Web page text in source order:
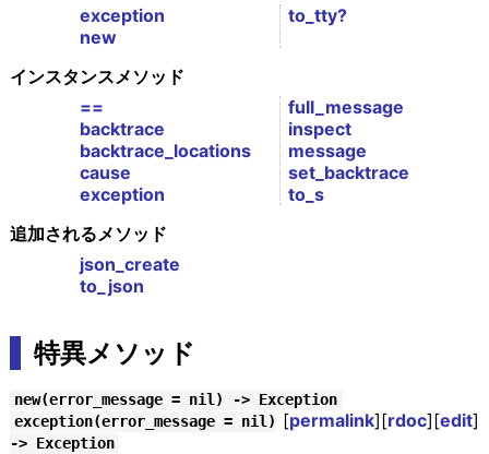
exception
new
to_tty?
インスタンスメソッド
==
backtrace
backtrace_locations
cause
exception
full_message
inspect
message
set_backtrace
to_s
追加されるメソッド
json_create
to_json
特異メソッド
new(error_message = nil) -> Exception
[permalink][rdoc][edit]
exception(error_message = nil)
-> Exception